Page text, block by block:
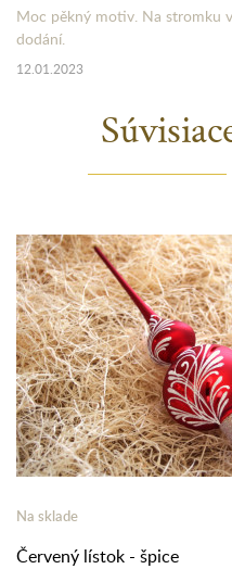
Moc pěkný motiv. Na stromku
dodání.
12.01.2023
Na sklade
Červený lístok - špice